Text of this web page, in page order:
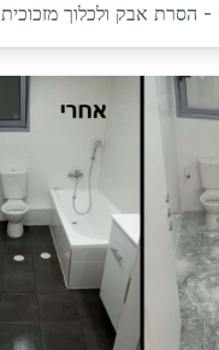
- הסרת אבק ולכלוך מזכוכית